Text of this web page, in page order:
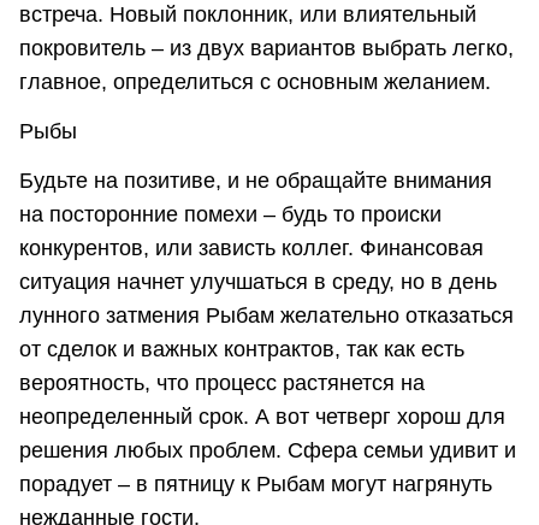
встреча. Новый поклонник, или влиятельный
покровитель – из двух вариантов выбрать легко,
главное, определиться с основным желанием.
Рыбы
Будьте на позитиве, и не обращайте внимания
на посторонние помехи – будь то происки
конкурентов, или зависть коллег. Финансовая
ситуация начнет улучшаться в среду, но в день
лунного затмения Рыбам желательно отказаться
от сделок и важных контрактов, так как есть
вероятность, что процесс растянется на
неопределенный срок. А вот четверг хорош для
решения любых проблем. Сфера семьи удивит и
порадует – в пятницу к Рыбам могут нагрянуть
нежданные гости.